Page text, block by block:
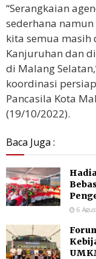
“Serangkaian
sederhana
kita semua
Kanjuruhan dan
di Malang
koordinasi
Pancasila Kota
(19/10/2022).
Baca Juga :
6